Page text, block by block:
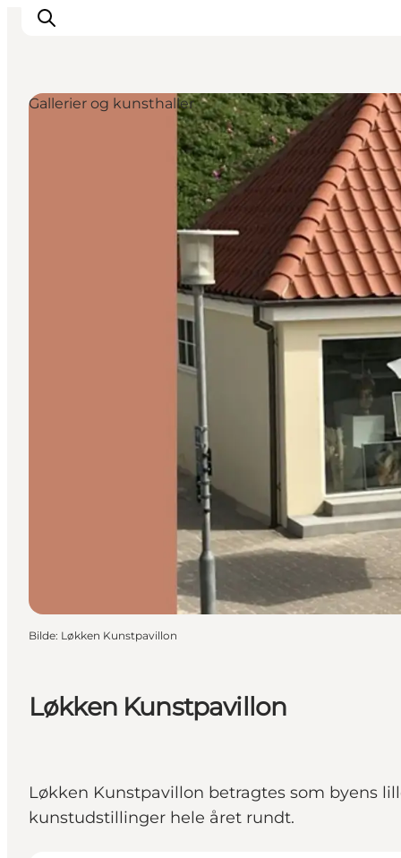
Løkken Kunstpavillon
Løkken Kunstpavillon betragtes som byens
kunstudstillinger hele året rundt.
Gallerier og kunsthaller
Bilde: Løkken Kunstpavillon